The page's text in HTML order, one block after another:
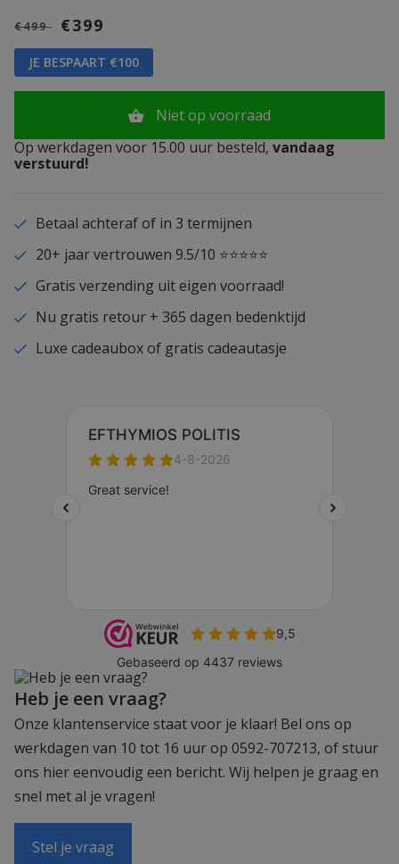
€499 €399
JE BESPAART €100
Niet op voorraad
Op werkdagen voor 15.00 uur besteld, vandaag
verstuurd!
Betaal achteraf of in 3 termijnen
20+ jaar vertrouwen 9.5/10 ⭐⭐⭐⭐⭐
Gratis verzending uit eigen voorraad!
Nu gratis retour + 365 dagen bedenktijd
Luxe cadeaubox of gratis cadeautasje
Heb je een vraag?
Onze klantenservice staat voor je klaar! Bel ons op
werkdagen van 10 tot 16 uur op 0592-707213, of stuur
ons hier eenvoudig een bericht. Wij helpen je graag en
snel met al je vragen!
Stel je vraag